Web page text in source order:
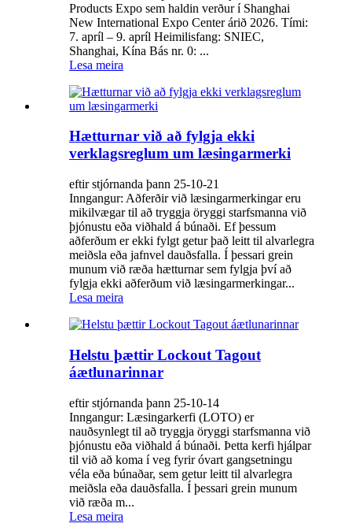
Products Expo sem haldin verður í Shanghai
New International Expo Center árið 2026. Tími:
7. apríl – 9. apríl Heimilisfang: SNIEC,
Shanghai, Kína Bás nr. 0: ...
Lesa meira
Hætturnar við að fylgja ekki
verklagsreglum um læsingarmerki
eftir stjórnanda þann 25-10-21
Inngangur: Aðferðir við læsingarmerkingar eru
mikilvægar til að tryggja öryggi starfsmanna við
þjónustu eða viðhald á búnaði. Ef þessum
aðferðum er ekki fylgt getur það leitt til alvarlegra
meiðsla eða jafnvel dauðsfalla. Í þessari grein
munum við ræða hætturnar sem fylgja því að
fylgja ekki aðferðum við læsingarmerkingar...
Lesa meira
Helstu þættir Lockout Tagout
áætlunarinnar
eftir stjórnanda þann 25-10-14
Inngangur: Læsingarkerfi (LOTO) er
nauðsynlegt til að tryggja öryggi starfsmanna við
þjónustu eða viðhald á búnaði. Þetta kerfi hjálpar
til við að koma í veg fyrir óvart gangsetningu
véla eða búnaðar, sem getur leitt til alvarlegra
meiðsla eða dauðsfalla. Í þessari grein munum
við ræða m...
Lesa meira